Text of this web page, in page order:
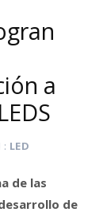
a
LED
de las
de